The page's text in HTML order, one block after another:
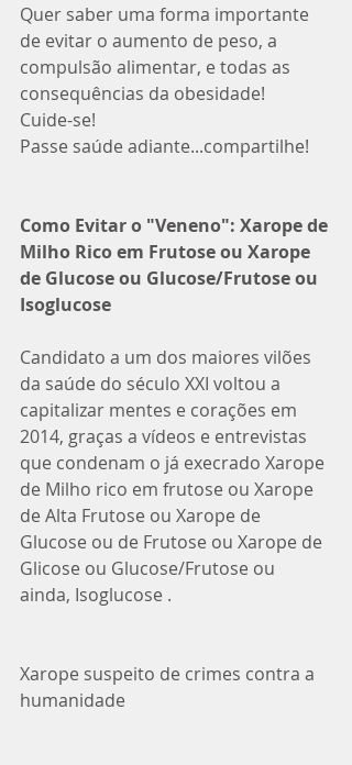
Quer saber uma forma importante
de evitar o aumento de peso, a
compulsão alimentar, e todas as
consequências da obesidade!
Cuide-se!
Passe saúde adiante...compartilhe!
Como Evitar o "Veneno": Xarope de
Milho Rico em Frutose ou Xarope
de Glucose ou Glucose/Frutose ou
Isoglucose
Candidato a um dos maiores vilões
da saúde do século XXI voltou a
capitalizar mentes e corações em
2014, graças a vídeos e entrevistas
que condenam o já execrado Xarope
de Milho rico em frutose ou Xarope
de Alta Frutose ou Xarope de
Glucose ou de Frutose ou Xarope de
Glicose ou Glucose/Frutose ou
ainda, Isoglucose .
Xarope suspeito de crimes contra a
humanidade